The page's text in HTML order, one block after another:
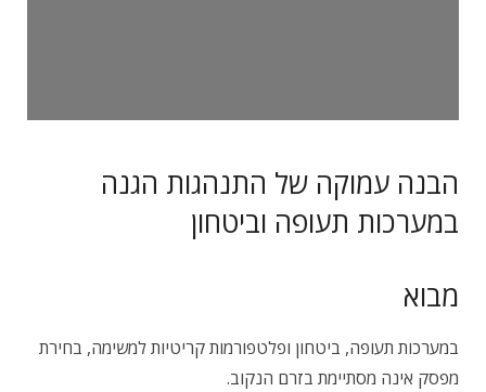
הבנה עמוקה של התנהגות הגנה
במערכות תעופה וביטחון
מבוא
במערכות תעופה, ביטחון ופלטפורמות קריטיות למשימה, בחירת
מפסק אינה מסתיימת בזרם הנקוב.